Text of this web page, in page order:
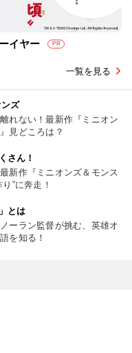
イヤー PR
一覧を見る
ズ
れない！最新作『ミニオン
見どころは？
さん！
新作『ミニオンズ＆モンス
”に奔走！
とは
ーラン監督が挑む、英雄オ
を知る！